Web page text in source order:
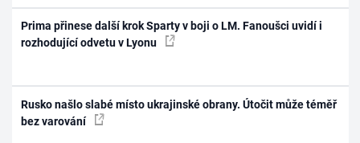
Prima přinese další krok Sparty v boji o LM. Fanoušci uvidí i
rozhodující odvetu v Lyonu
Rusko našlo slabé místo ukrajinské obrany. Útočit může téměř
bez varování